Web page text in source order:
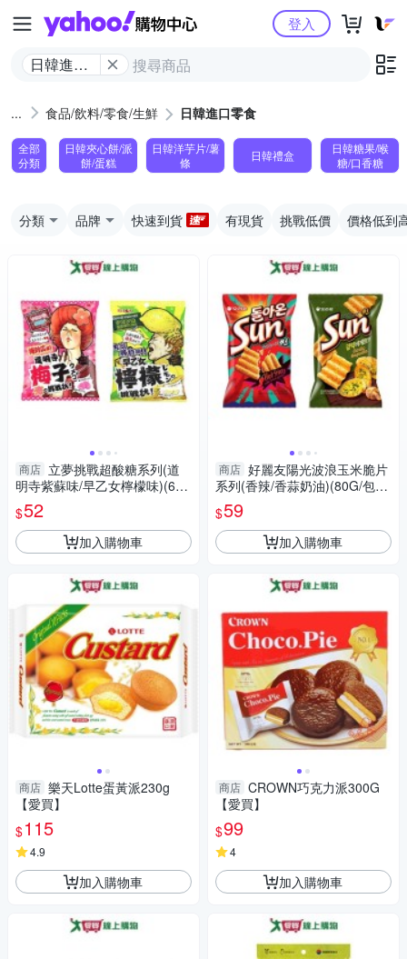
Yahoo購物中心
日韓進口
登入
食品/飲料/零食/生鮮 日韓進口零食
全部
分類
日韓夾心餅/派
餅/蛋糕
日韓洋芋片/薯
條
日韓禮盒
日韓糖果/喉
糖/口香糖
分類 品牌 快速到貨 有現貨 挑戰低價 價格低到
商店 立夢挑戰超酸糖系列(道
明寺紫蘇味/早乙女檸檬味)(60
G/包)【愛買】
$52
加入購物車
商店 樂天Lotte蛋黃派230g
【愛買】
$115
4.9
加入購物車
商店 好麗友陽光波浪玉米脆片
系列(香辣/香蒜奶油)(80G/包)
【愛買】
$59
加入購物車
商店 CROWN巧克力派300G
【愛買】
$99
4
加入購物車